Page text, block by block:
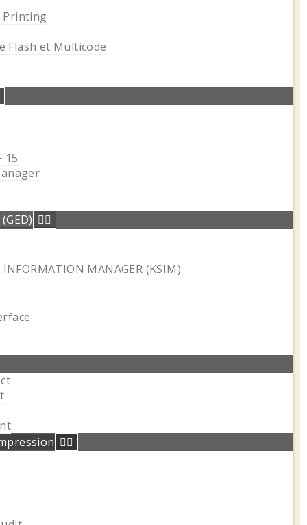
Printing
Flash et Multicode
15
INFORMATION MANAGER (KSIM)